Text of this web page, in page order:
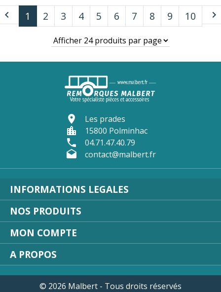
add_shopping_cart Ajouter au panier
navigate_before 1 2 3 4 5 6 7 8 9 10 navigate_next
location_on Les prades
location_city 15800 Polminhac
phone 04.71.47.40.79
drafts contact@malbert.fr
INFORMATIONS LEGALES
NOS PRODUITS
MON COMPTE
A PROPOS
© 2026 Malbert - Tous droits réservés